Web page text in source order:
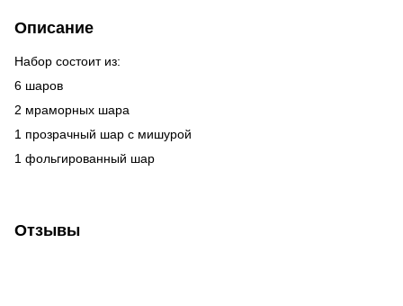
Описание
Набор состоит из:
6 шаров
2 мраморных шара
1 прозрачный шар с мишурой
1 фольгированный шар
Отзывы